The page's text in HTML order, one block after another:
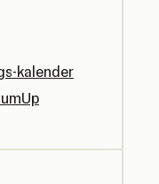
kalender